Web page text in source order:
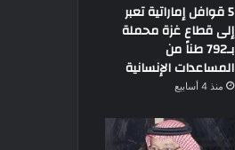
5 قوافل إماراتية تعبر
إلى قطاع غزة محملة
بـ792 طناً من
المساعدات الإنسانية
منذ 4 أسابيع